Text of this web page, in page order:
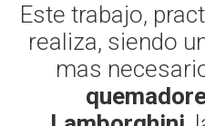
Este trabajo,
realiza, siendo
mas